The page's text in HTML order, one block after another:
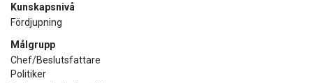
Kunskapsnivå
Fördjupning
Målgrupp
Chef/Beslutsfattare
Politiker